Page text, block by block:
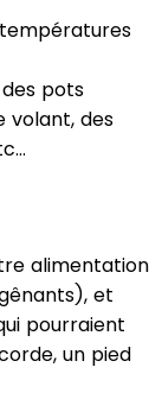
pots
volant, des
alimentation
et
pourraient
un pied